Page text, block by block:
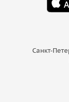
Санкт-